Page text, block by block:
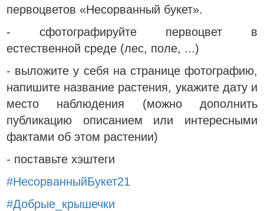
первоцветов «Несорванный букет».
- сфотографируйте первоцвет в
естественной среде (лес, поле, ...)
- выложите у себя на странице фотографию,
напишите название растения, укажите дату и
место наблюдения (можно дополнить
публикацию описанием или интересными
фактами об этом растении)
- поставьте хэштеги
#НесорванныйБукет21
#Добрые_крышечки